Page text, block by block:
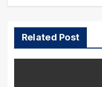
Related Post